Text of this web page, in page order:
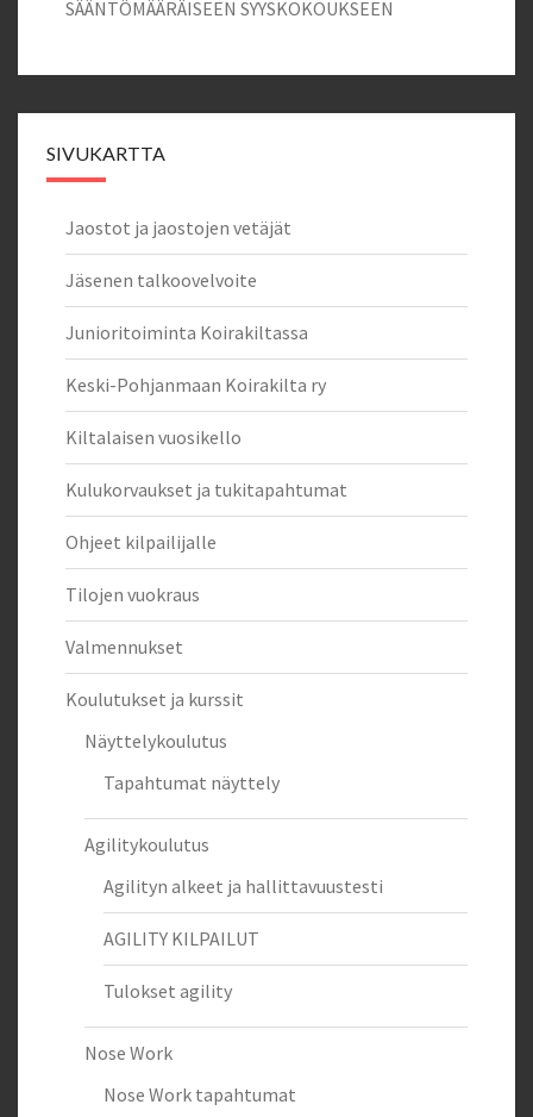
SÄÄNTÖMÄÄRÄISEEN SYYSKOKOUKSEEN
SIVUKARTTA
Jaostot ja jaostojen vetäjät
Jäsenen talkoovelvoite
Junioritoiminta Koirakiltassa
Keski-Pohjanmaan Koirakilta ry
Kiltalaisen vuosikello
Kulukorvaukset ja tukitapahtumat
Ohjeet kilpailijalle
Tilojen vuokraus
Valmennukset
Koulutukset ja kurssit
Näyttelykoulutus
Tapahtumat näyttely
Agilitykoulutus
Agilityn alkeet ja hallittavuustesti
AGILITY KILPAILUT
Tulokset agility
Nose Work
Nose Work tapahtumat